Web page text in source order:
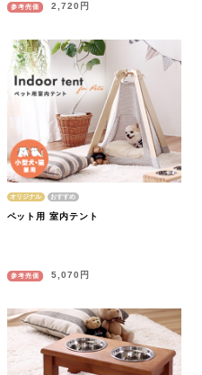
参考売価 2,720円
オリジナル
ペット用 室内テント
参考売価 5,070円